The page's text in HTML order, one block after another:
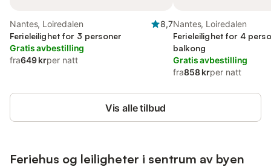
Nantes, Loiredalen
8,7
Ferieleilighet for 3 personer
Gratis avbestilling
fra649 krper natt
Nantes, Loiredalen
Ferieleilighet for 4
balkong
Gratis avbestilling
fra858 krper natt
Vis alle tilbud
Feriehus og leiligheter i sentrum av byen